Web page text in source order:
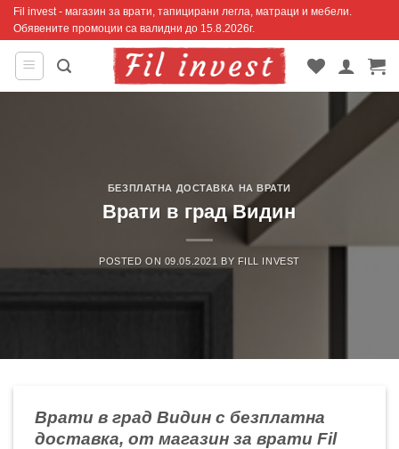
Skip
content
Fil invest - магазин за врати, тапицирани легла, матраци и мебели.
Обявените промоции са валидни до 15.8.2026г.
БЕЗПЛАТНА ДОСТАВКА НА ВРАТИ
Врати в град Видин
POSTED ON 09.05.2021 BY FILL INVEST
Врати в град Видин с безплатна
доставка, от магазин за врати Fil